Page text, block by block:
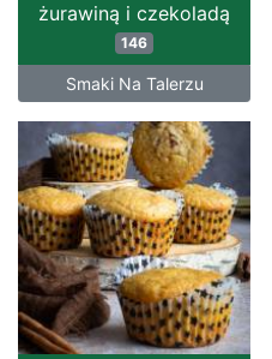
żurawiną i czekoladą
146
Smaki Na Talerzu